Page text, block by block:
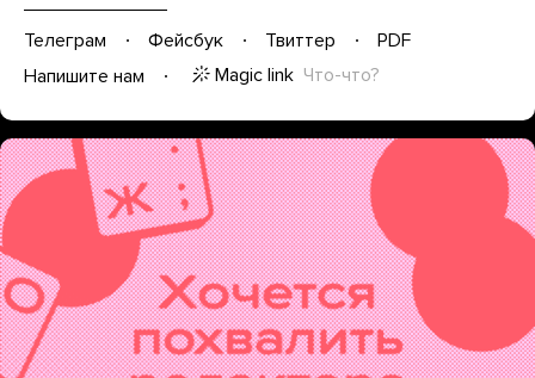
Телеграм Фейсбук Твиттер
PDF
Напишите нам
Magic link Что-что?